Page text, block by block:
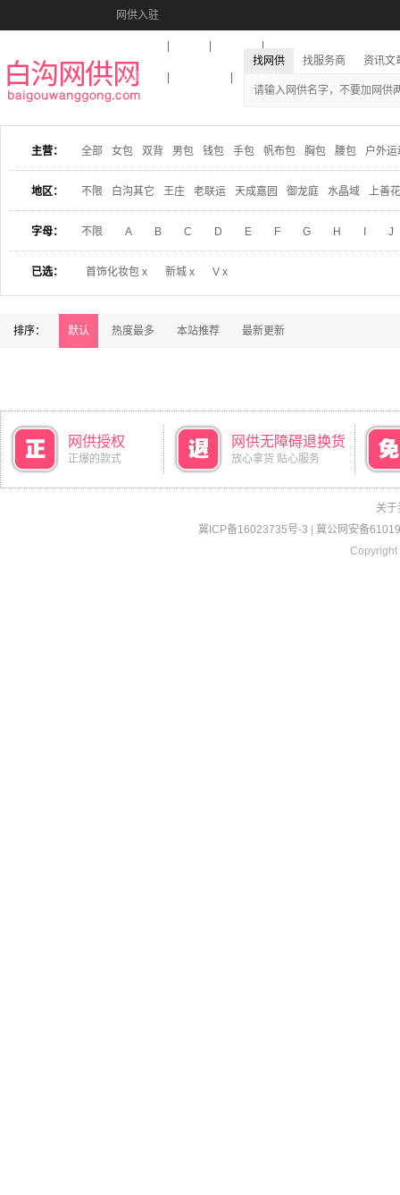
网供入驻
收藏本站
找网供 找服务商 资讯文
主营： 全部 女包 双背 男包 钱包 手包 帆布包 胸包 腰包 户外运
地区： 不限 白沟其它 王庄 老联运 天成嘉园 御龙庭 水晶域 上善
字母： 不限 A B C D E F G H J
已选： 首饰化妆包 x 新城 x V x
排序： 默认 热度最多 本站推荐 最新更新
网供授权
正爆的款式
网供无障碍退换货
放心拿货 贴心服务
关于
冀ICP备16023735号-3
冀公网安备